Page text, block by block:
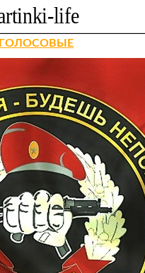
ГОЛОСОВЫЕ